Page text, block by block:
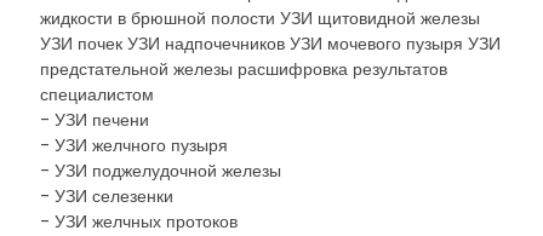
жидкости в брюшной полости УЗИ щитовидной железы
УЗИ почек УЗИ надпочечников УЗИ мочевого пузыря УЗИ
предстательной железы расшифровка результатов
специалистом
- УЗИ печени
- УЗИ желчного пузыря
- УЗИ поджелудочной железы
- УЗИ селезенки
- УЗИ желчных протоков